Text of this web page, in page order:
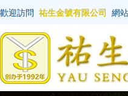
歡迎訪問 祐生金號有限公司 網站